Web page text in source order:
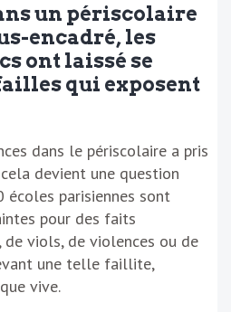
un périscolaire
encadré, les
ont laissé se
qui exposent
dans le périscolaire a pris
devient une question
écoles parisiennes sont
pour des faits
de viols, de violences ou de
une telle faillite,
vive.